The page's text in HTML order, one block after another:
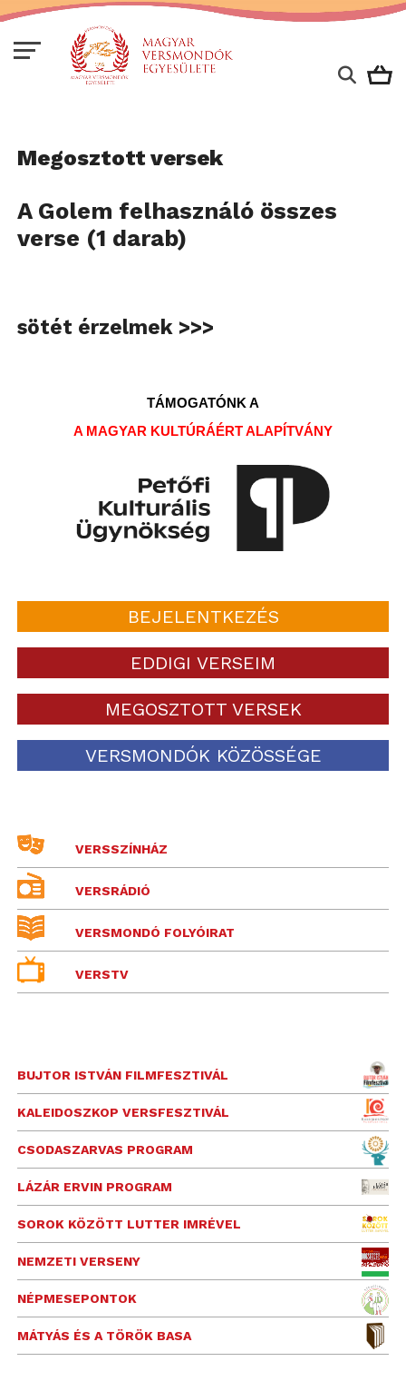
Megosztott versek
A Golem felhasználó összes
verse (1 darab)
sötét érzelmek >>>
TÁMOGATÓNK A
A MAGYAR KULTÚRÁÉRT ALAPÍTVÁNY
BEJELENTKEZÉS
EDDIGI VERSEIM
MEGOSZTOTT VERSEK
VERSMONDÓK KÖZÖSSÉGE
VERSSZÍNHÁZ
VERSRÁDIÓ
VERSMONDÓ FOLYÓIRAT
VERSTV
BUJTOR ISTVÁN FILMFESZTIVÁL
KALEIDOSZKOP VERSFESZTIVÁL
CSODASZARVAS PROGRAM
LÁZÁR ERVIN PROGRAM
SOROK KÖZÖTT LUTTER IMRÉVEL
NEMZETI VERSENY
NÉPMESEPONTOK
MÁTYÁS ÉS A TÖRÖK BASA